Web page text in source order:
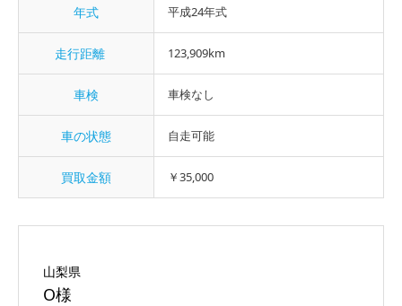
年式 平成24年式
走行距離 123,909km
車検 車検なし
車の状態 自走可能
買取金額 ￥35,000
山梨県
O様